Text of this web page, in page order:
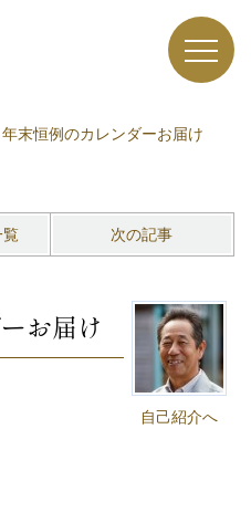
年末恒例のカレンダーお届け
覧 次の記事
自己紹介へ
お届け